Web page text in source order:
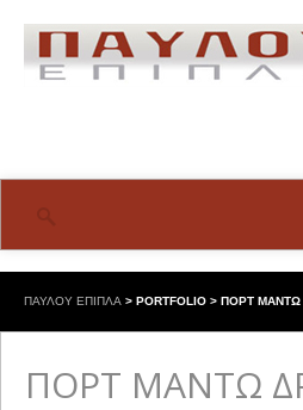
ΠΑΥΛΟΥ ΕΠΙΠΛΑ > PORTFOLIO > ΠΟΡΤ ΜΑΝΤΩ
ΠΟΡΤ ΜΑΝΤΩ